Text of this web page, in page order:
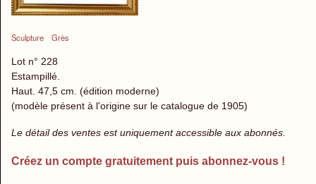
Sculpture Grès
Lot n° 228
Estampillé.
Haut. 47,5 cm. (édition moderne)
(modèle présent à l'origine sur le catalogue de 1905)
Le détail des ventes est uniquement accessible aux abonnés.
Créez un compte gratuitement puis abonnez-vous !